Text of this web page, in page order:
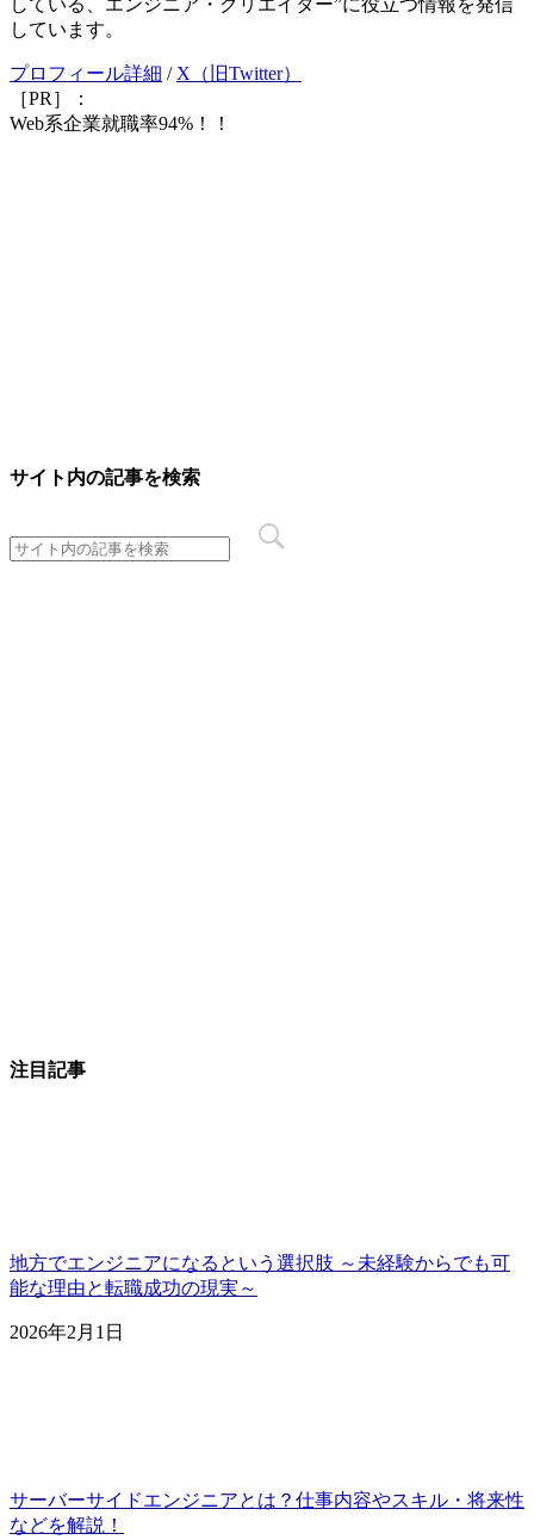
している、エンジニア・クリエイター”に役立つ情報を発信
しています。
プロフィール詳細 / X（旧Twitter）
［PR］：
Web系企業就職率94%！！
サイト内の記事を検索
注目記事
地方でエンジニアになるという選択肢 ～未経験からでも可
能な理由と転職成功の現実～
2026年2月1日
サーバーサイドエンジニアとは？仕事内容やスキル・将来性
などを解説！